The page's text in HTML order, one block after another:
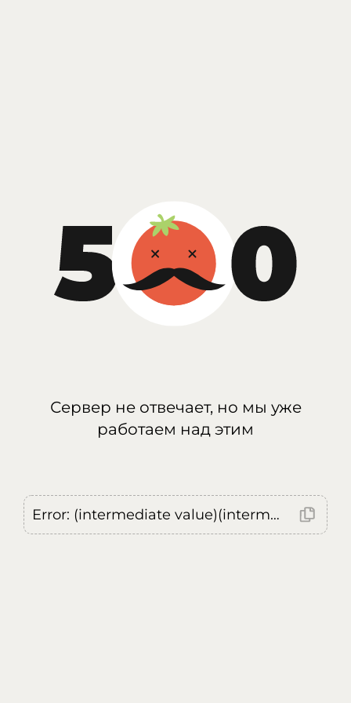
Сервер не отвечает, но мы уже
работаем над этим
Error: (intermediate value)(intermediate value)(intermediate value).replaceAll is not a function